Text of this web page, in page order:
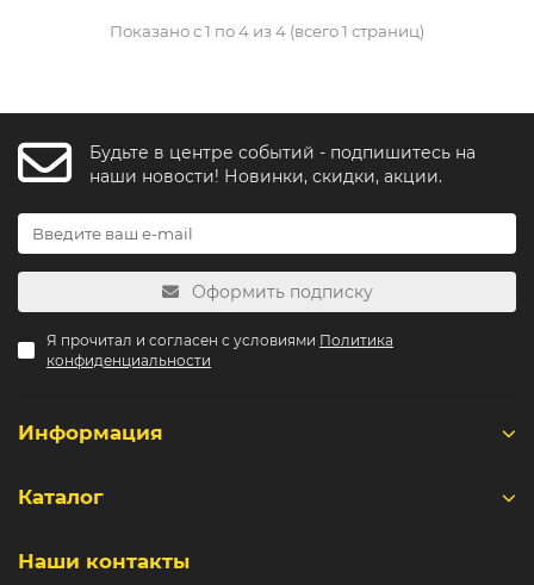
Показано с 1 по 4 из 4 (всего 1 страниц)
Будьте в центре событий - подпишитесь на
наши новости! Новинки, скидки, акции.
Оформить подписку
Я прочитал и согласен с условиями Политика
конфиденциальности
Информация
Каталог
Наши контакты